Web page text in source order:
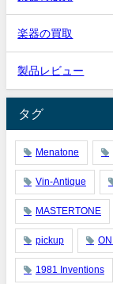
楽器の買取
製品レビュー
タグ
Menatone
Vin-Antique
MASTERTONE
pickup
1981 Inventions